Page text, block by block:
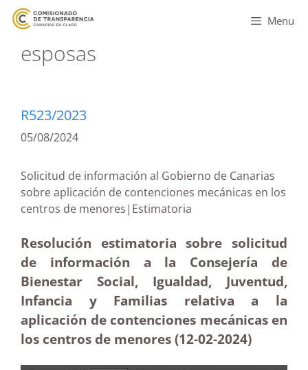
Menu
esposas
R523/2023
05/08/2024
Solicitud de información al Gobierno de Canarias
sobre aplicación de contenciones mecánicas en los
centros de menores|Estimatoria
Resolución estimatoria sobre solicitud
de información a la Consejería de
Bienestar Social, Igualdad, Juventud,
Infancia y Familias relativa a la
aplicación de contenciones mecánicas en
los centros de menores (12-02-2024)